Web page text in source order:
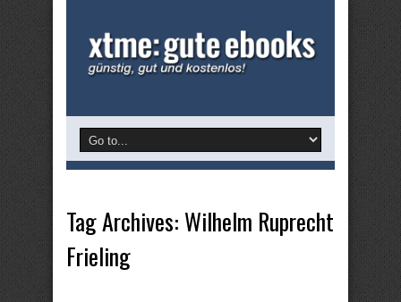
Tag Archives: Wilhelm Ruprecht
Frieling